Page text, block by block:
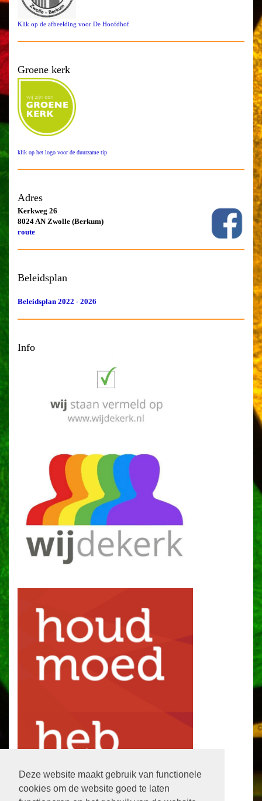
Deze website maakt gebruik van functionele
cookies om de website goed te laten
Klik op de afbeelding voor De Hoofdhof
Groene kerk
klik op het logo voor de duurzame tip
Adres
Kerkweg 26
8024 AN Zwolle (Berkum)
route
Beleidsplan
Beleidsplan 2022 - 2026
Info